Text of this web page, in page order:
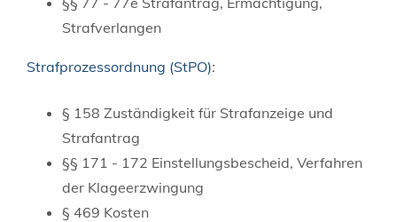
Strafverlangen
Strafprozessordnung (StPO):
§ 158 Zuständigkeit für Strafanzeige und
Strafantrag
§§ 171 - 172 Einstellungsbescheid, Verfahren
der Klageerzwingung
§ 469 Kosten